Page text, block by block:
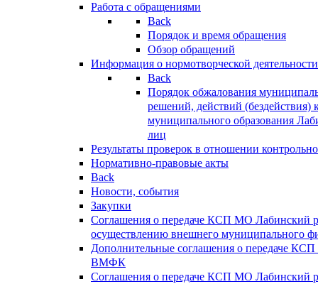
Работа с обращениями
Back
Порядок и время обращения
Обзор обращений
Информация о нормотворческой деятельности
Back
Порядок обжалования
решений, действий (бездействия)
муниципального образования
лиц
Результаты проверок в отношении
Нормативно-правовые акты
Back
Новости, события
Закупки
Соглашения о передаче КСП МО Лабинский
осуществлению внешнего муниципального
Дополнительные соглашения о передаче
ВМФК
Соглашения о передаче КСП МО Лабинский